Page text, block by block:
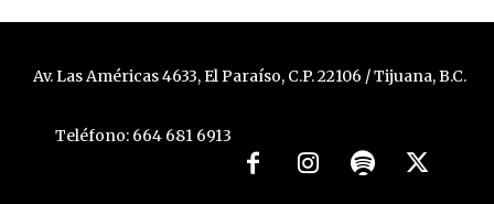
Av. Las Américas 4633, El Paraíso, C.P. 22106 / Tijuana, B.C.
Teléfono: 664 681 6913